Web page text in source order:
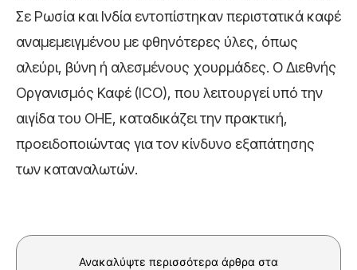
Σε Ρωσία και Ινδία εντοπίστηκαν περιστατικά καφέ
αναμεμειγμένου με φθηνότερες ύλες, όπως
αλεύρι, βύνη ή αλεσμένους χουρμάδες. Ο Διεθνής
Οργανισμός Καφέ (ICO), που λειτουργεί υπό την
αιγίδα του ΟΗΕ, καταδικάζει την πρακτική,
προειδοποιώντας για τον κίνδυνο εξαπάτησης
των καταναλωτών.
Ανακαλύψτε περισσότερα άρθρα στα